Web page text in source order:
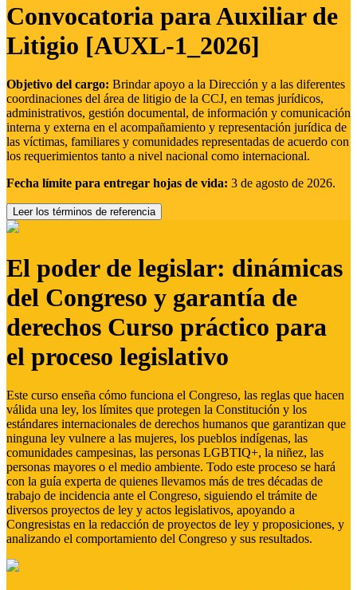
Convocatoria para Auxiliar de
Litigio [AUXL-1_2026]
Objetivo del cargo: Brindar apoyo a la Dirección y a las diferentes
coordinaciones del área de litigio de la CCJ, en temas jurídicos,
administrativos, gestión documental, de información y comunicación
interna y externa en el acompañamiento y representación jurídica de
las víctimas, familiares y comunidades representadas de acuerdo con
los requerimientos tanto a nivel nacional como internacional.
Fecha límite para entregar hojas de vida: 3 de agosto de 2026.
Leer los términos de referencia
El poder de legislar: dinámicas
del Congreso y garantía de
derechos Curso práctico para
el proceso legislativo
Este curso enseña cómo funciona el Congreso, las reglas que hacen
válida una ley, los límites que protegen la Constitución y los
estándares internacionales de derechos humanos que garantizan que
ninguna ley vulnere a las mujeres, los pueblos indígenas, las
comunidades campesinas, las personas LGBTIQ+, la niñez, las
personas mayores o el medio ambiente. Todo este proceso se hará
con la guía experta de quienes llevamos más de tres décadas de
trabajo de incidencia ante el Congreso, siguiendo el trámite de
diversos proyectos de ley y actos legislativos, apoyando a
Congresistas en la redacción de proyectos de ley y proposiciones, y
analizando el comportamiento del Congreso y sus resultados.